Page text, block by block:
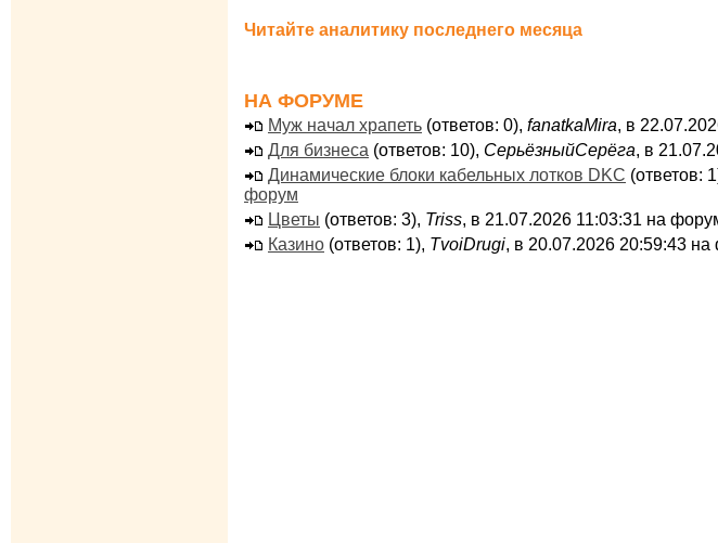
Читайте аналитику последнего месяца
НА ФОРУМЕ
Муж начал храпеть (ответов: 0), fanatkaMira, в
Для бизнеса (ответов: 10), СерьёзныйСерёга, в
Динамические блоки кабельных лотков DKC (ответов:
форум
Цветы (ответов: 3), Triss, в 21.07.2026 11:03:31 на
Казино (ответов: 1), TvoiDrugi, в 20.07.2026 20:59:43